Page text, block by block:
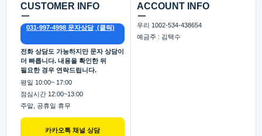
CUSTOMER INFO
카카오톡 채널 상담
ㅡ
031-997-4998 문자상담
전화 상담도 가능하지만 문자 상담이
더 빠릅니다. 내용을 확인한 뒤
필요한 경우 연락드립니다.
평일 10:00~ 17:00
점심시간 12:00~13:00
주말, 공휴일 휴무
ACCOUNT INFO
ㅡ
우리 1002-534-438654
예금주 : 김택수